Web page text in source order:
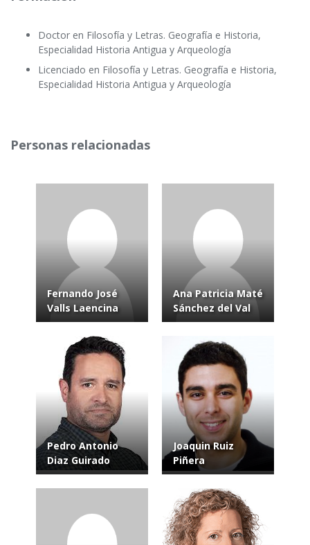
Doctor en Filosofía y Letras. Geografía e Historia,
Especialidad Historia Antigua y Arqueología
Licenciado en Filosofía y Letras. Geografía e Historia,
Especialidad Historia Antigua y Arqueología
Personas relacionadas
Fernando José
Valls Laencina
Ana Patricia Maté
Sánchez del Val
Pedro Antonio
Diaz Guirado
Joaquin Ruiz
Piñera